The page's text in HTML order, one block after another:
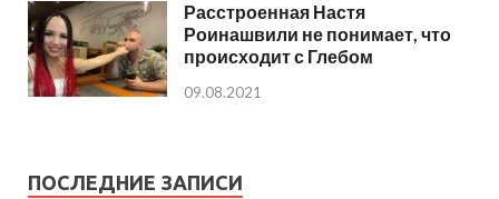
Расстроенная Настя
Роинашвили не понимает, что
происходит с Глебом
09.08.2021
ПОСЛЕДНИЕ ЗАПИСИ